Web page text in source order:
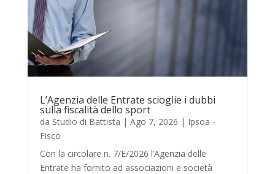
L’Agenzia delle Entrate scioglie i dubbi
sulla fiscalità dello sport
da Studio di Battista | Ago 7, 2026 | Ipsoa -
Fisco
Con la circolare n. 7/E/2026 l’Agenzia delle
Entrate ha fornito ad associazioni e società